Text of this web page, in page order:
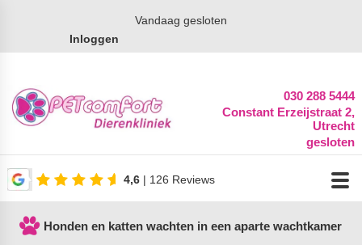
Vandaag gesloten
Inloggen
030 288 5444
Constant Erzeijstraat 2,
Utrecht
gesloten
4,6 | 126 Reviews
Honden en katten wachten in een aparte wachtkamer